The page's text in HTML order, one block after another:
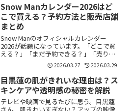
Snow Manカレンダー2026はど
こで買える？予約方法と販売店舗
まとめ
Snow Manのオフィシャルカレンダー
2026が話題になっています。「どこで買
える？」「まだ予約できる？」「売り切
れある？」と気になっている方も多いの
ではないでしょうか。この記事では、
Snow Manカレンダー2026の購入方法や
販売店舗...
2026.03.27 2026.03.29
目黒蓮の肌がきれいな理由は？ス
キンケアや透明感の秘密を解説
テレビや映画で見るたびに思う。目黒蓮